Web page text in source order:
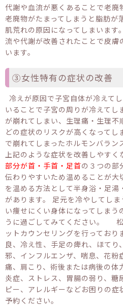
代謝や血流が悪くあることで老廃
老廃物がたまってしまうと脂肪が
肌荒れの原因になってしまいます
流や代謝が改善されたことで皮膚
います。
③女性特有の症状の改善
冷えが原因で子宮自体が冷えて
いることで子宮の周りが冷えてし
が崩れてしまい、生理痛・生理不
どの症状のリスクが高くなってし
で崩れてしまったホルモンバラン
上記のような症状を改善しやすく
部分が首・手首・足首の３つの部
伝わりやすいため温めることが
を温める方法として半身浴・足
があります。 足元を冷やしてし
い痩せにくい身体になってしまう
うに過ごしてみてください。
ットカウンセリングを行ってお
良、冷え性、手足の痺れ、ほて
邪、インフルエンザ、喘息、花粉
痛、肩こり、術後または病後の体
炎症、ストレス、胃腸の弱り、糖
ピー、アレルギーなどお困りの
予約ください。